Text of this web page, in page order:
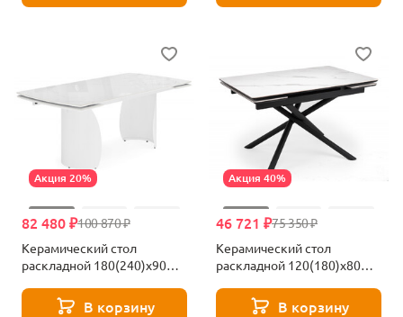
Акция 20%
100 870 ₽
82 480 ₽
Керамический стол
раскладной 180(240)x90
titan gloss / белый 621515
В корзину
Акция 40%
75 350 ₽
46 721 ₽
Керамический стол
раскладной 120(180)х80
alpin white / черный 625715
В корзину